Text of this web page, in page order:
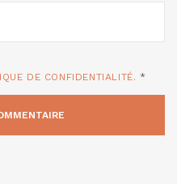
DE CONFIDENTIALITÉ. *